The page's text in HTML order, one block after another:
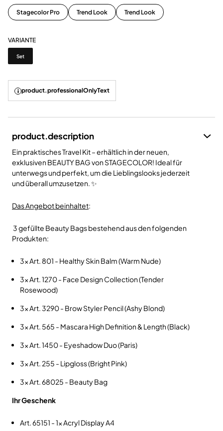
Stagecolor Pro Trend Look Trend Look
VARIANTE
Variante
Set
product.professionalOnlyText
product.description
Ein praktisches Travel Kit – erhältlich in der neuen,
exklusiven BEAUTY BAG von STAGECOLOR! Ideal für
unterwegs und perfekt, um die Lieblingslooks jederzeit
und überall umzusetzen. ✨
Das Angebot beinhaltet:
3 gefüllte Beauty Bags bestehend aus den folgenden
Produkten:
3x Art. 801 - Healthy Skin Balm (Warm Nude)
3x Art. 1270 - Face Design Collection (Tender
Rosewood)
3x Art. 3290 - Brow Styler Pencil (Ashy Blond)
3x Art. 565 - Mascara High Definition & Length (Black)
3x Art. 1450 - Eyeshadow Duo (Paris)
3x Art. 255 - Lipgloss (Bright Pink)
3x Art. 68025 - Beauty Bag
Ihr Geschenk
Art. 65151 - 1x Acryl Display A4